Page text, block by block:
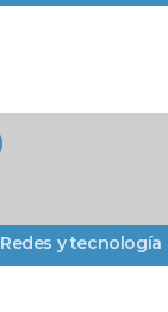
Redes y tecnología